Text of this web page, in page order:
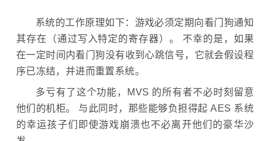
系统的工作原理如下：游戏必须定期向看门狗通知
其存在（通过写入特定的寄存器）。 不幸的是，如果
在一定时间内看门狗没有收到心跳信号，它就会假设程
序已冻结，并进而重置系统。
多亏有了这个功能，MVS 的所有者不必时刻留意
他们的机柜。 与此同时，那些能够负担得起 AES 系统
的幸运孩子们即使游戏崩溃也不必离开他们的豪华沙